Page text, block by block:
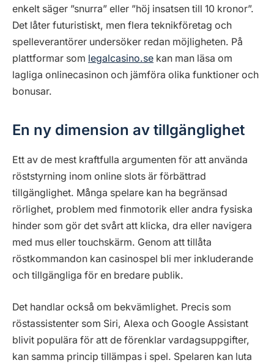
enkelt säger ”snurra” eller ”höj insatsen till 10 kronor”.
Det låter futuristiskt, men flera teknikföretag och
spelleverantörer undersöker redan möjligheten. På
plattformar som legalcasino.se kan man läsa om
lagliga onlinecasinon och jämföra olika funktioner och
bonusar.
En ny dimension av tillgänglighet
Ett av de mest kraftfulla argumenten för att använda
röststyrning inom online slots är förbättrad
tillgänglighet. Många spelare kan ha begränsad
rörlighet, problem med finmotorik eller andra fysiska
hinder som gör det svårt att klicka, dra eller navigera
med mus eller touchskärm. Genom att tillåta
röstkommandon kan casinospel bli mer inkluderande
och tillgängliga för en bredare publik.
Det handlar också om bekvämlighet. Precis som
röstassistenter som Siri, Alexa och Google Assistant
blivit populära för att de förenklar vardagsuppgifter,
kan samma princip tillämpas i spel. Spelaren kan luta